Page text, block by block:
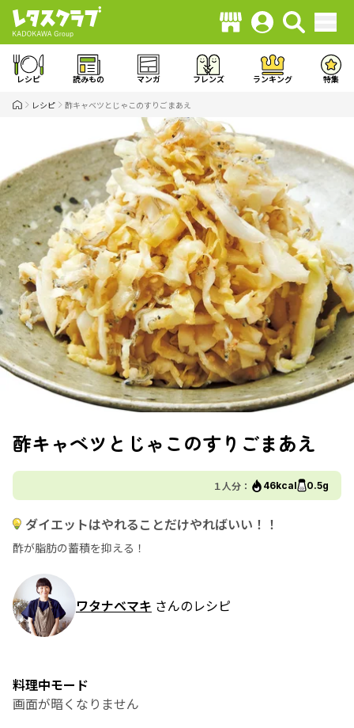
レシピ 読みもの マンガ フレンズ ランキング 特集
レシピ 酢キャベツとじゃこのすりごまあえ
酢キャベツとじゃこのすりごまあえ
１人分： 46kcal 0.5g
ダイエットはやれることだけやればいい！！
酢が脂肪の蓄積を抑える！
ワタナベマキ さんのレシピ
料理中モード
画面が暗くなりません